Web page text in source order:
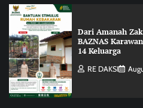
Dari Amanah
BAZNAS
14 Keluarga
RE DAKSI